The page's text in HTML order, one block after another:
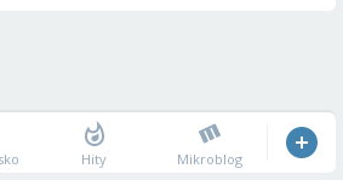
Hity Mikroblog